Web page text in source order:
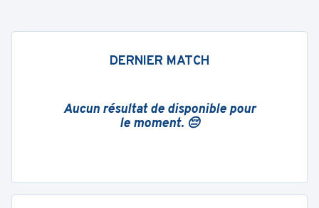
DERNIER MATCH
Aucun résultat de disponible pour
le moment. 😔